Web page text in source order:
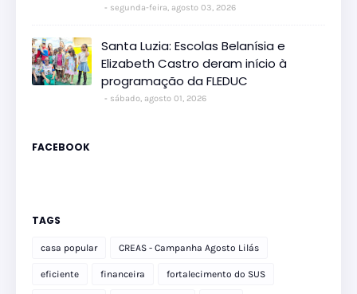
segunda-feira, agosto 03, 2026
Santa Luzia: Escolas Belanísia e
Elizabeth Castro deram início à
programação da FLEDUC
sábado, agosto 01, 2026
FACEBOOK
TAGS
casa popular CREAS - Campanha Agosto Lilás
eficiente financeira fortalecimento do SUS